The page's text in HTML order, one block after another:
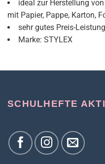
ideal zur Herstellung
mit Papier, Pappe, Karton,
sehr gutes Preis-
Marke: STYLEX
SCHULHEFTE